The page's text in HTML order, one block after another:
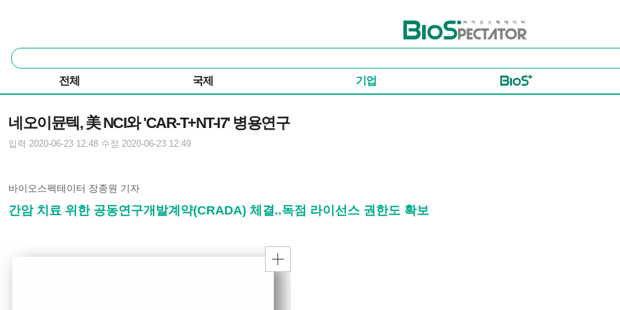
바이오스펙테이터
통
합
색
전체 국제 기업
네오이뮨텍, 美 NCI와 'CAR-T+NT-I7' 병용연구
입력 2020-06-23 12:48 수정 2020-06-23 12:49
바이오스펙테이터 장종원 기자
간암 치료 위한 공동연구개발계약(CRADA) 체결..독점 라이선스 권한도 확보